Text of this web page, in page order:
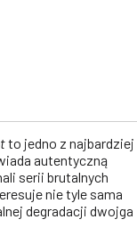
to jedno z najbardziej
autentyczną
serii brutalnych
nie tyle sama
degradacji dwojga